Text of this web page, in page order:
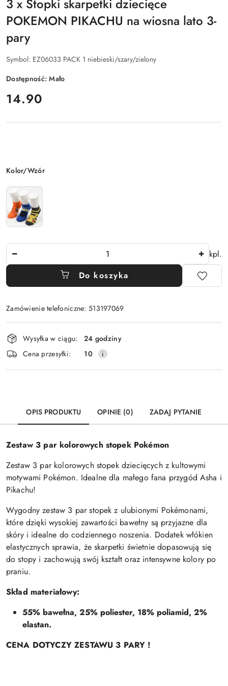
3 x Stopki skarpetki dziecięce
POKEMON PIKACHU na wiosna lato 3-
pary
Symbol: EZ06033 PACK 1 niebieski/szary/zielony
Dostępność:Mało
cena:
14.90
Wariant
Kolor/Wzór
kpl.
Do koszyka
Zamówienie telefoniczne: 513197069
Dostępność
i
dostawa
Wysyłka w ciągu:
24 godziny
Cena przesyłki:
10
OPIS PRODUKTU OPINIE (0) ZADAJ PYTANIE
Zestaw 3 par kolorowych stopek Pokémon
Zestaw 3 par kolorowych stopek dziecięcych z kultowymi
motywami Pokémon. Idealne dla małego fana przygód Asha i
Pikachu!
Wygodny zestaw 3 par stopek z ulubionymi Pokémonami,
które dzięki wysokiej zawartości bawełny są przyjazne dla
skóry i idealne do codziennego noszenia. Dodatek włókien
elastycznych sprawia, że skarpetki świetnie dopasowują się
do stopy i zachowują swój kształt oraz intensywne kolory po
praniu.
Skład materiałowy:
55% bawełna, 25% poliester, 18% poliamid, 2%
elastan.
CENA DOTYCZY ZESTAWU 3 PARY !